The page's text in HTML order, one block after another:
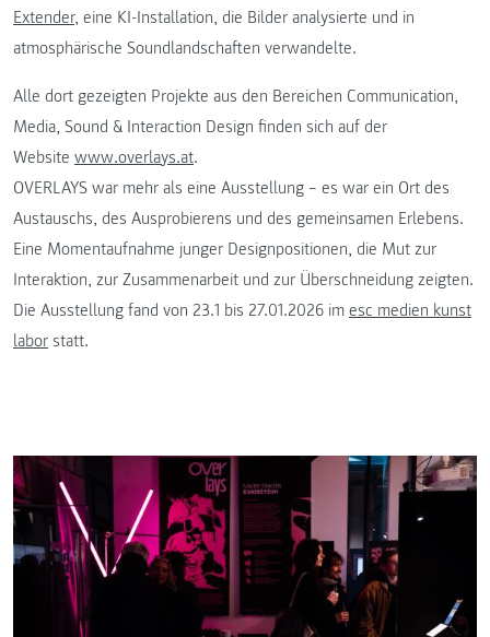
Extender, eine KI-Installation, die Bilder analysierte und in
atmosphärische Soundlandschaften verwandelte.
Alle dort gezeigten Projekte aus den Bereichen Communication,
Media, Sound & Interaction Design finden sich auf der
Website www.overlays.at.
OVERLAYS war mehr als eine Ausstellung – es war ein Ort des
Austauschs, des Ausprobierens und des gemeinsamen Erlebens.
Eine Momentaufnahme junger Designpositionen, die Mut zur
Interaktion, zur Zusammenarbeit und zur Überschneidung zeigten.
Die Ausstellung fand von 23.1 bis 27.01.2026 im esc medien kunst
labor statt.